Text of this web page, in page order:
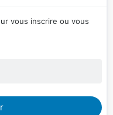
vous inscrire ou vous